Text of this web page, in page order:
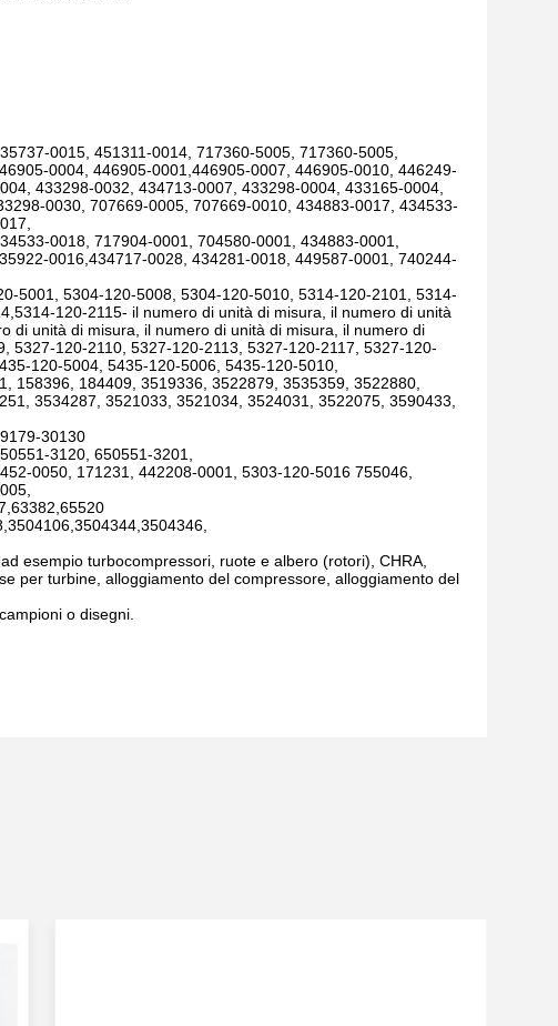
0015, 451311-0014, 717360-5005, 717360-5005,
0004, 446905-0001,446905-0007, 446905-0010, 446249-
433298-0032, 434713-0007, 433298-0004, 433165-0004,
0030, 707669-0005, 707669-0010, 434883-0017, 434533-
0018, 717904-0001, 704580-0001, 434883-0001,
0016,434717-0028, 434281-0018, 449587-0001, 740244-
5001, 5304-120-5008, 5304-120-5010, 5314-120-2101, 5314-
120-2115- il numero di unità di misura, il numero di unità
di unità di misura, il numero di unità di misura, il numero di
5327-120-2110, 5327-120-2113, 5327-120-2117, 5327-120-
120-5004, 5435-120-5006, 5435-120-5010,
158396, 184409, 3519336, 3522879, 3535359, 3522880,
3534287, 3521033, 3521034, 3524031, 3522075, 3590433,
30130
3120, 650551-3201,
0050, 171231, 442208-0001, 5303-120-5016 755046,
esempio turbocompressori, ruote e albero (rotori), CHRA,
per turbine, alloggiamento del compressore, alloggiamento del
o disegni.